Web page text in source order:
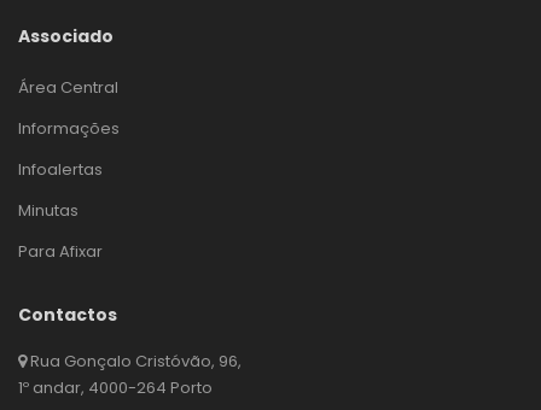
Associado
Área Central
Informações
Infoalertas
Minutas
Para Afixar
Contactos
Rua Gonçalo Cristóvão, 96,
1º andar, 4000-264 Porto